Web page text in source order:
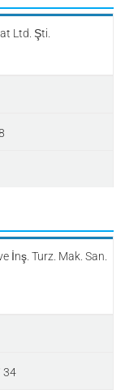
Ltd. Şti.
İnş. Turz. Mak. San.
34